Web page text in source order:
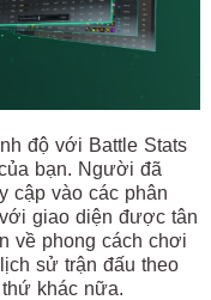
độ với Battle Stats
bạn. Người đã
cập vào các phân
giao diện được tân
về phong cách chơi
sử trận đấu theo
khác nữa.